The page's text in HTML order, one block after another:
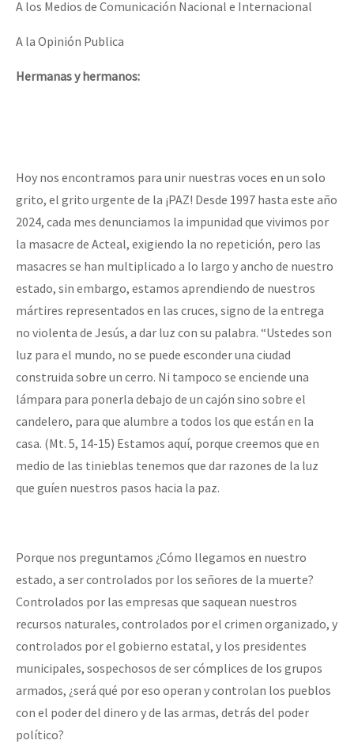
A los Medios de Comunicación Nacional e Internacional
A la Opinión Publica
Hermanas y hermanos:
Hoy nos encontramos para unir nuestras voces en un solo
grito, el grito urgente de la ¡PAZ! Desde 1997 hasta este año
2024, cada mes denunciamos la impunidad que vivimos por
la masacre de Acteal, exigiendo la no repetición, pero las
masacres se han multiplicado a lo largo y ancho de nuestro
estado, sin embargo, estamos aprendiendo de nuestros
mártires representados en las cruces, signo de la entrega
no violenta de Jesús, a dar luz con su palabra. “Ustedes son
luz para el mundo, no se puede esconder una ciudad
construida sobre un cerro. Ni tampoco se enciende una
lámpara para ponerla debajo de un cajón sino sobre el
candelero, para que alumbre a todos los que están en la
casa. (Mt. 5, 14-15) Estamos aquí, porque creemos que en
medio de las tinieblas tenemos que dar razones de la luz
que guíen nuestros pasos hacia la paz.
Porque nos preguntamos ¿Cómo llegamos en nuestro
estado, a ser controlados por los señores de la muerte?
Controlados por las empresas que saquean nuestros
recursos naturales, controlados por el crimen organizado, y
controlados por el gobierno estatal, y los presidentes
municipales, sospechosos de ser cómplices de los grupos
armados, ¿será qué por eso operan y controlan los pueblos
con el poder del dinero y de las armas, detrás del poder
político?